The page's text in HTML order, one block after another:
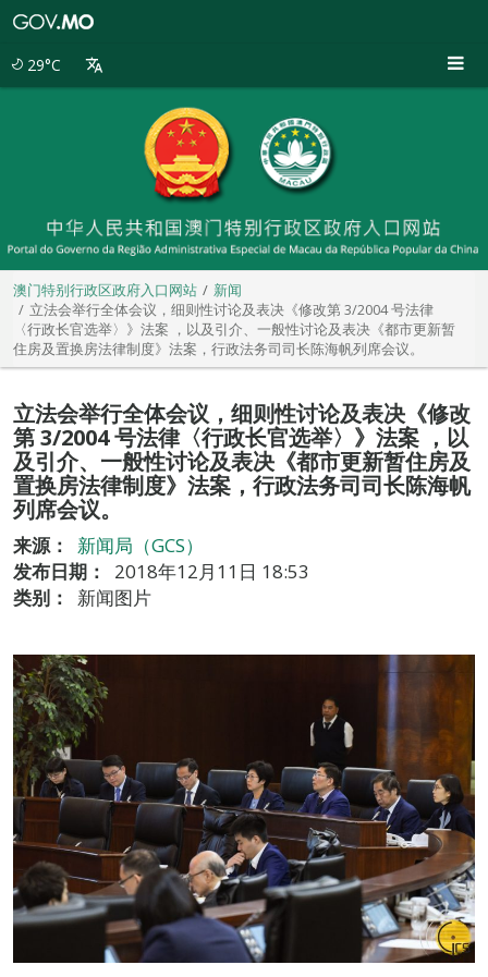
29°C
澳门特别行政区政府入口网站
新闻
立法会举行全体会议，细则性讨论及表决《修改第 3/2004 号法律
〈行政长官选举〉》法案 ，以及引介、一般性讨论及表决《都市更新暂
住房及置换房法律制度》法案，行政法务司司长陈海帆列席会议。
立法会举行全体会议，细则性讨论及表决《修改
第 3/2004 号法律〈行政长官选举〉》法案 ，以
及引介、一般性讨论及表决《都市更新暂住房及
置换房法律制度》法案，行政法务司司长陈海帆
列席会议。
来源：
新闻局（GCS）
发布日期：
2018年12月11日 18:53
类别：
新闻图片